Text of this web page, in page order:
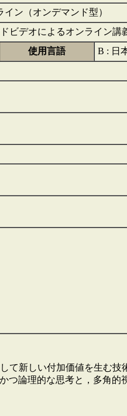
イン（オンデマンド型）
ビデオによるオンライン講
使用言語
B : 日
て新しい付加価値を生む技
つ論理的な思考と，多角